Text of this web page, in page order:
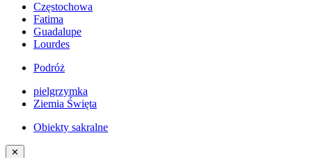
Częstochowa
Fatima
Guadalupe
Lourdes
Podróż
pielgrzymka
Ziemia Święta
Obiekty sakralne
✕